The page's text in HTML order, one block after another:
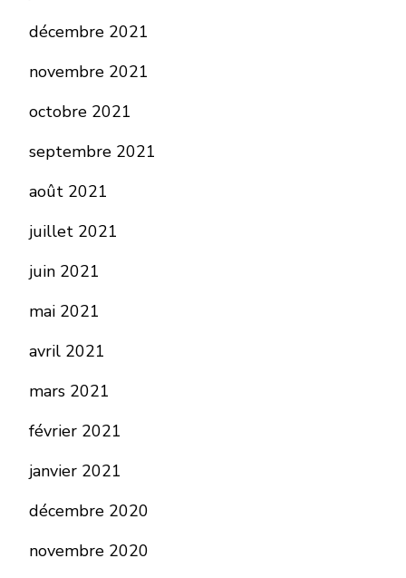
décembre 2021
novembre 2021
octobre 2021
septembre 2021
août 2021
juillet 2021
juin 2021
mai 2021
avril 2021
mars 2021
février 2021
janvier 2021
décembre 2020
novembre 2020